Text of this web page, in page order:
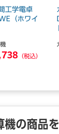
工学電卓
（ホワイ
（税込）
機の商品